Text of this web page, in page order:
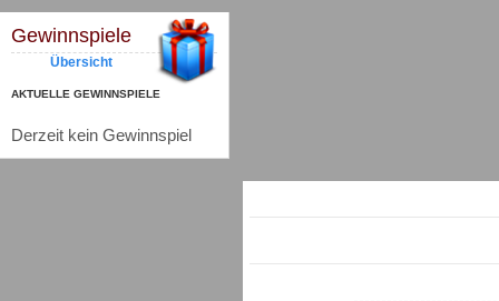
Gewinnspiele
Übersicht
AKTUELLE GEWINNSPIELE
Derzeit kein Gewinnspiel